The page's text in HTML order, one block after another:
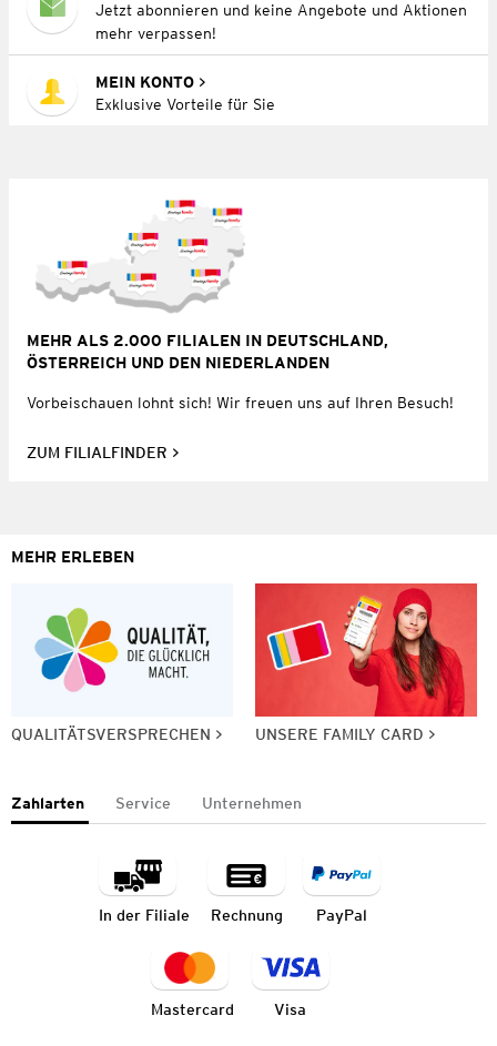
Jetzt abonnieren und keine Angebote und Aktionen
mehr verpassen!
MEIN KONTO
Exklusive Vorteile für Sie
MEHR ALS 2.000 FILIALEN IN DEUTSCHLAND,
ÖSTERREICH UND DEN NIEDERLANDEN
Vorbeischauen lohnt sich! Wir freuen uns auf Ihren Besuch!
ZUM FILIALFINDER
MEHR ERLEBEN
QUALITÄTSVERSPRECHEN UNSERE FAMILY CARD
Zahlarten Service Unternehmen
In der Filiale Rechnung PayPal
Mastercard Visa